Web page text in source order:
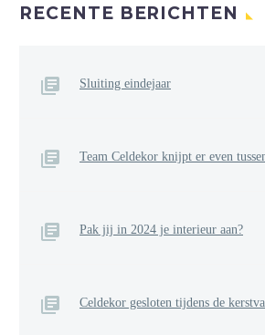
RECENTE BERICHTEN
Sluiting eindejaar
Team Celdekor knijpt er even
Pak jij in 2024 je interieur aan?
Celdekor gesloten tijdens de